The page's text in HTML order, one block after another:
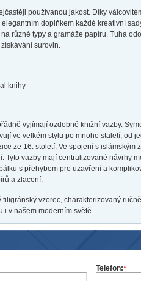
používanou jakost. Díky
doplňkem každé kreativní
různé typy a gramáže papíru. Tuha
surovin.
knihy
vyjímají ozdobné knižní vazby.
ve velkém stylu po mnoho staletí, od
ze 16. století. Ve spojení s islámským
Tyto vazby mají centralizované návrhy
s přehybem pro uzavření a
a zlacení.
vzorec, charakterizovaný
i v našem moderním světě.
Telefon:*